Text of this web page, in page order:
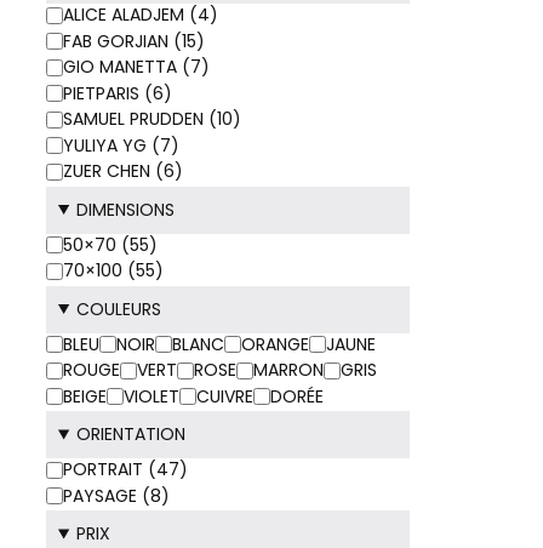
ARTISTES
ALICE ALADJEM (4)
FAB GORJIAN (15)
GIO MANETTA (7)
PIETPARIS (6)
SAMUEL PRUDDEN (10)
YULIYA YG (7)
ZUER CHEN (6)
DIMENSIONS
DIMENSIONS
50×70 (55)
70×100 (55)
COULEURS
COULEURS
BLEU NOIR BLANC ORANGE
JAUNE
ROUGE
VERT ROSE MARRON
GRIS
BEIGE
VIOLET CUIVRE
DORÉE
ORIENTATION
ORIENTATION
PORTRAIT (47)
PAYSAGE (8)
PRIX